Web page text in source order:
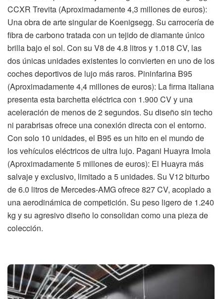
CCXR Trevita (Aproximadamente 4,3 millones de euros):
Una obra de arte singular de Koenigsegg. Su carrocería de
fibra de carbono tratada con un tejido de diamante único
brilla bajo el sol. Con su V8 de 4.8 litros y 1.018 CV, las
dos únicas unidades existentes lo convierten en uno de los
coches deportivos de lujo más raros. Pininfarina B95
(Aproximadamente 4,4 millones de euros): La firma italiana
presenta esta barchetta eléctrica con 1.900 CV y una
aceleración de menos de 2 segundos. Su diseño sin techo
ni parabrisas ofrece una conexión directa con el entorno.
Con solo 10 unidades, el B95 es un hito en el mundo de
los vehículos eléctricos de ultra lujo. Pagani Huayra Imola
(Aproximadamente 5 millones de euros): El Huayra más
salvaje y exclusivo, limitado a 5 unidades. Su V12 biturbo
de 6.0 litros de Mercedes-AMG ofrece 827 CV, acoplado a
una aerodinámica de competición. Su peso ligero de 1.240
kg y su agresivo diseño lo consolidan como una pieza de
colección.